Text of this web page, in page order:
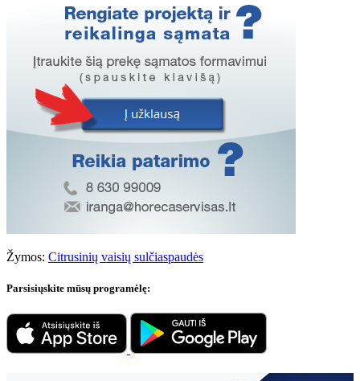
Žymos: Citrusinių vaisių sulčiaspaudės
Parsisiųskite mūsų programėlę: